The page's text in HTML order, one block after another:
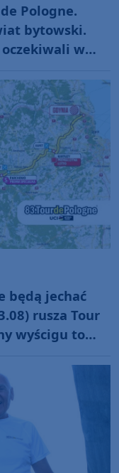
Pologne.
bytowski.
w
będą jechać
rusza Tour
wyścigu to